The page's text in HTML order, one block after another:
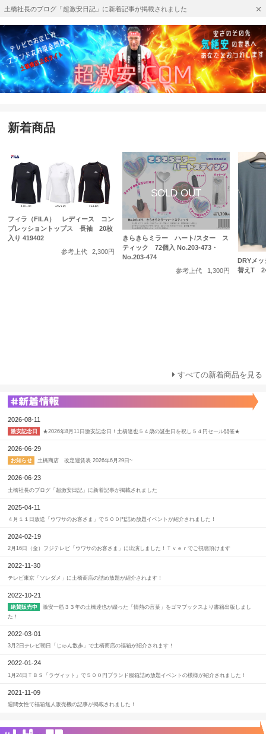
土橋社長のブログ「超激安日記」に新着記事が掲載されました
新着商品
フィラ（FILA） レディース コン
プレッショントップス 長袖 20枚
入り 419402
参考上代
2,300円
きらきらミラー ハート/スター ス
ティック 72個入 No.203-473・
No.203-474
参考上代
1,300円
DRYメ
替えT
すべての新着商品を見る
2026-08-11
激安記念日 ★2026年8月11日激安記念日！土橋達也５４歳の誕生日を祝し５４円セール開催★
2026-06-29
お知らせ 土橋商店 改定運賃表 2026年6月29日~
2026-06-23
土橋社長のブログ「超激安日記」に新着記事が掲載されました
2025-04-11
４月１１日放送「ウワサのお客さま」で５００円詰め放題イベントが紹介されました！
2024-02-19
2月16日（金）フジテレビ「ウワサのお客さま」に出演しました！Ｔｖｅｒでご視聴頂けます
2022-11-30
テレビ東京「ソレダメ」に土橋商店の詰め放題が紹介されます！
2022-10-21
絶賛販売中
激安一筋３３年の土橋達也が綴った「情熱の言葉」をゴマブックスより書籍出版しまし
た！
2022-03-01
3月2日テレビ朝日「じゅん散歩」で土橋商店の福箱が紹介されます！
2022-01-24
1月24日ＴＢＳ「ラヴィット」で５００円ブランド服箱詰め放題イベントの模様が紹介されました！
2021-11-09
週間女性で福箱無人販売機の記事が掲載されました！